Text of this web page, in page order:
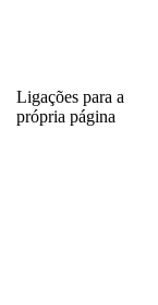
Ligações para a
própria página